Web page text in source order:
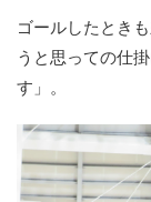
ゴールしたとき
うと思っての仕
す」。